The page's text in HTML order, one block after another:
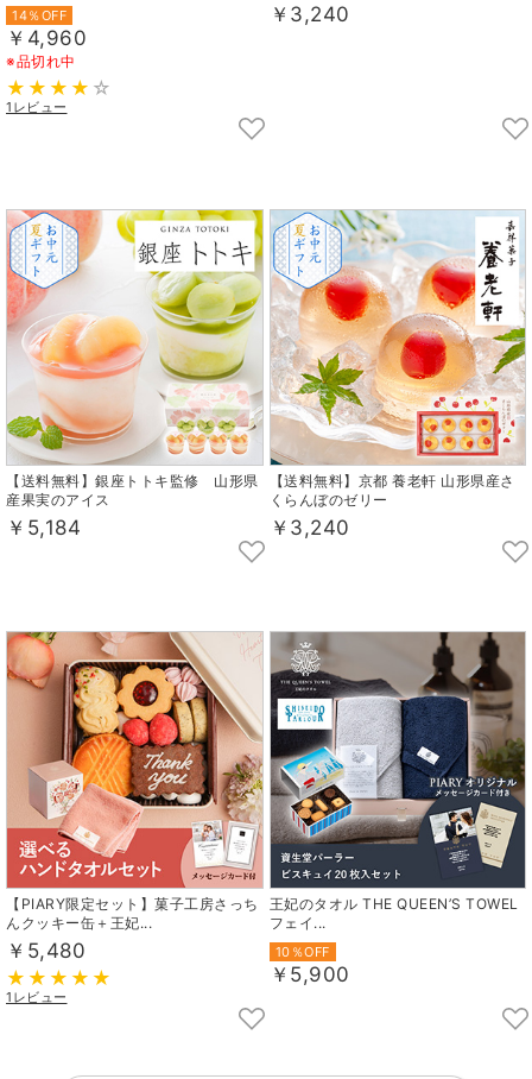
14％OFF
￥4,960
※品切れ中
1レビュー
￥3,240
【送料無料】銀座トトキ監修 山形県
産果実のアイス
￥5,184
【送料無料】京都 養老軒 山形県産さ
くらんぼのゼリー
￥3,240
【PIARY限定セット】菓子工房さっち
んクッキー缶＋王妃...
￥5,480
1レビュー
王妃のタオル THE QUEEN’S TOWEL
フェイ...
10％OFF
￥5,900